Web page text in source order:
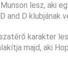
lesz, aki
and D klubjának
karakter
majd, aki